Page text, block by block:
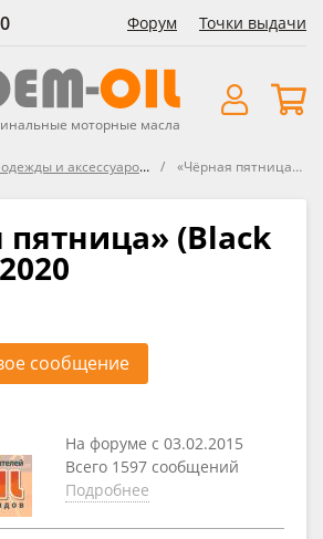
Форум Точки выдачи
моторные масла
для активного образа жизни «Чёрная пятница» (Black Friday) - 2020
пятница» (Black
сообщение
На форуме с 03.02.2015
Всего 1597 сообщений
Подробнее